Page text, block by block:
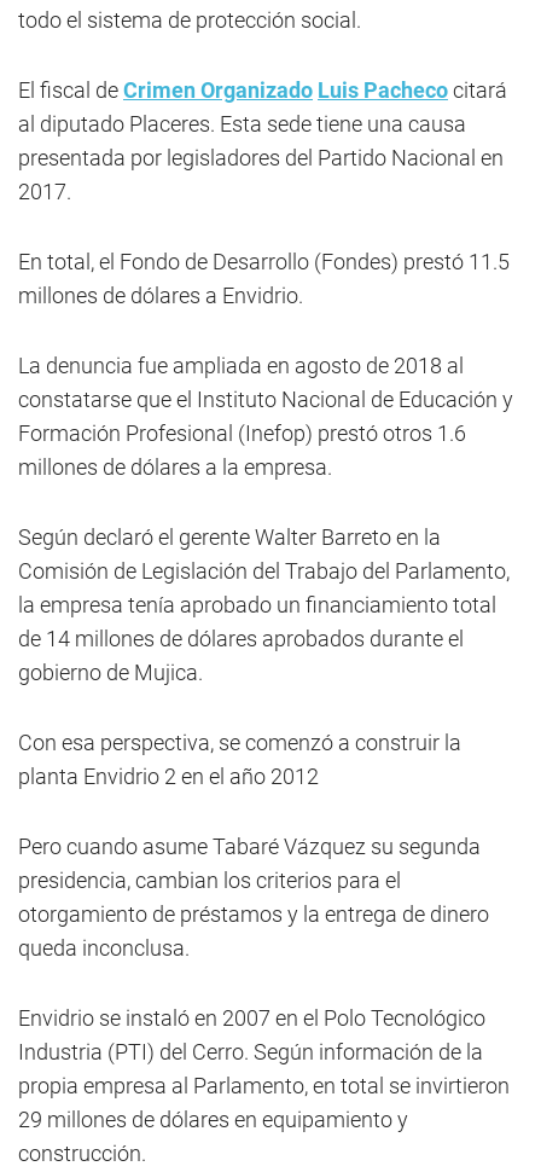
todo el sistema de protección social.
El fiscal deCrimen Organizado Luis Pachecocitará
al diputado Placeres. Esta sede tiene una causa
presentada por legisladores del Partido Nacional en
2017.
En total, el Fondo de Desarrollo (Fondes) prestó 11.5
millones de dólares a Envidrio.
La denuncia fue ampliada en agosto de 2018 al
constatarse que el Instituto Nacional de Educación y
Formación Profesional (Inefop) prestó otros 1.6
millones de dólares a la empresa.
Según declaró el gerente Walter Barreto en la
Comisión de Legislación del Trabajo del Parlamento,
la empresa tenía aprobado un financiamiento total
de 14 millones de dólares aprobados durante el
gobierno de Mujica.
Con esa perspectiva, se comenzó a construir la
planta Envidrio 2 en el año 2012
Pero cuando asume Tabaré Vázquez su segunda
presidencia, cambian los criterios para el
otorgamiento de préstamos y la entrega de dinero
queda inconclusa.
Envidrio se instaló en 2007 en el Polo Tecnológico
Industria (PTI) del Cerro. Según información de la
propia empresa al Parlamento, en total se invirtieron
29 millones de dólares en equipamiento y
construcción.